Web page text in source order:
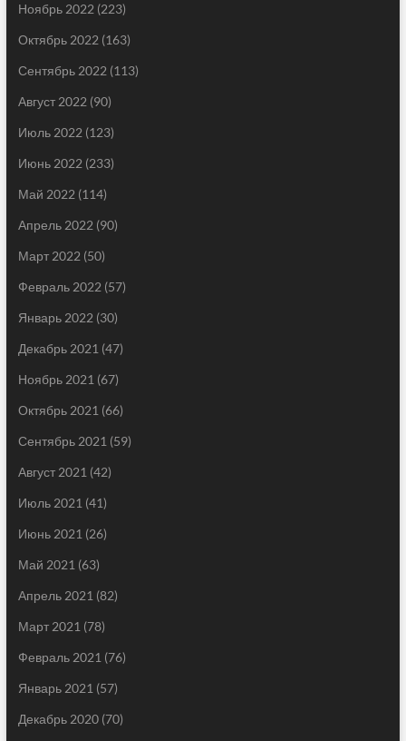
Ноябрь 2022 (223)
Октябрь 2022 (163)
Сентябрь 2022 (113)
Август 2022 (90)
Июль 2022 (123)
Июнь 2022 (233)
Май 2022 (114)
Апрель 2022 (90)
Март 2022 (50)
Февраль 2022 (57)
Январь 2022 (30)
Декабрь 2021 (47)
Ноябрь 2021 (67)
Октябрь 2021 (66)
Сентябрь 2021 (59)
Август 2021 (42)
Июль 2021 (41)
Июнь 2021 (26)
Май 2021 (63)
Апрель 2021 (82)
Март 2021 (78)
Февраль 2021 (76)
Январь 2021 (57)
Декабрь 2020(70)